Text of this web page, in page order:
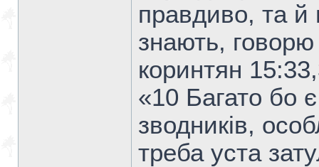
правдиво, та й
знають,
коринтян
«10 Багато бо
зводників,
треба уста